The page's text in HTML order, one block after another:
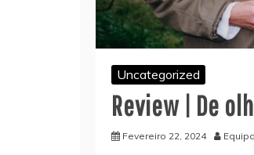
Uncategorized
Review | De
Fevereiro 22, 2024